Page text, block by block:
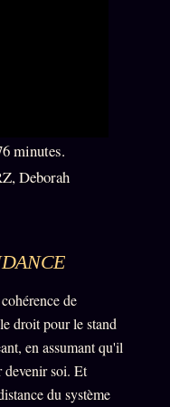
LINEAGE 10 ANS
minutes.
Deborah
de
droit pour le stand
en assumant qu'il
devenir soi. Et
du système